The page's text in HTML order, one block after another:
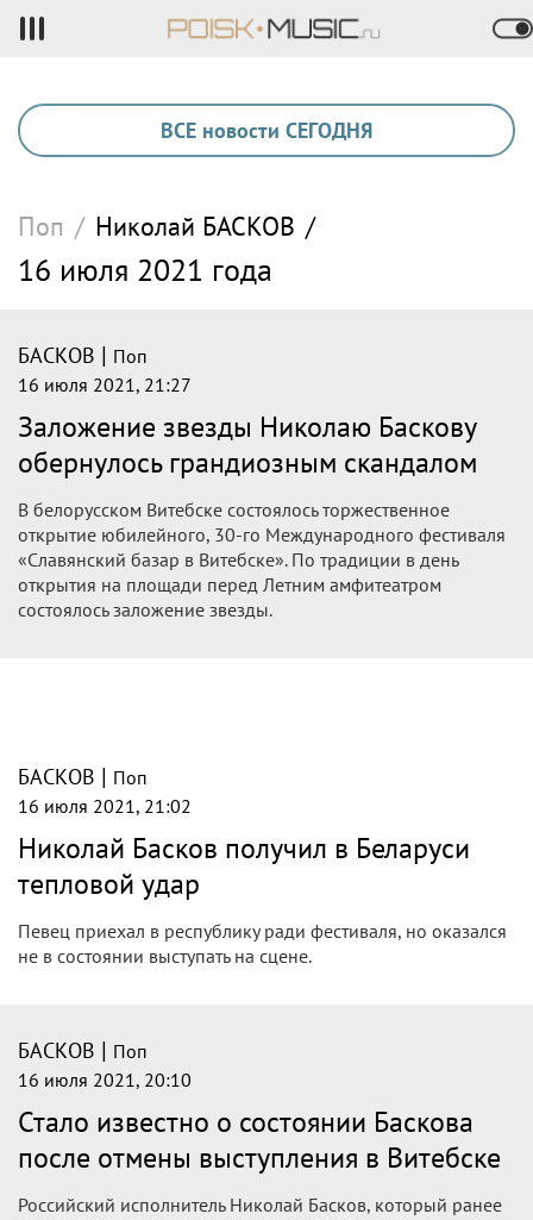
ВСЕ новости СЕГОДНЯ
Поп / Николай БАСКОВ /
16 июля 2021 года
БАСКОВ | Поп
16 июля 2021, 21:27
Заложение звезды Николаю Баскову
обернулось грандиозным скандалом
В белорусском Витебске состоялось торжественное
открытие юбилейного, 30-го Международного фестиваля
«Славянский базар в Витебске». По традиции в день
открытия на площади перед Летним амфитеатром
состоялось заложение звезды.